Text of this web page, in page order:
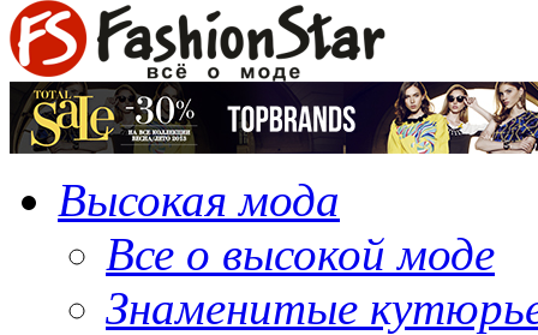
Высокая мода
Все о высокой моде
Знаменитые